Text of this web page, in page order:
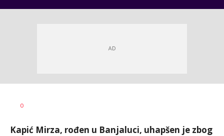
AUTOR
0
Kapić Mirza, rođen u Banjaluci, uhapšen je zbog